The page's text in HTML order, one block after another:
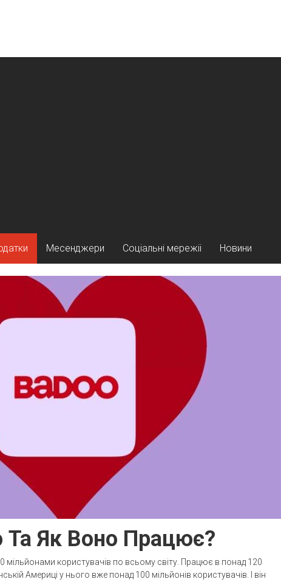
Месенджери Соціальні мережіі Новини
Та Як Воно Працює?
мільйонами користувачів по всьому світу. Працює в понад 120
Америці у нього вже понад 100 мільйонів користувачів. І він